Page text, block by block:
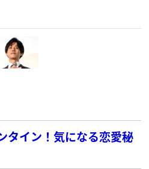
タイン！気になる恋愛秘